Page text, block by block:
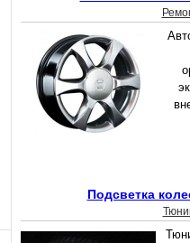
Подсветка